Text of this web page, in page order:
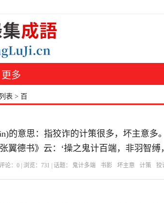
更多
表 > 百
的意思：指狡诈的计策很多，坏主意多
翼德书》云：‘操之鬼计百端，非羽智
论： 0 | 浏览： 731 | 话题： 鬼计多端 书影 坏主意 计策 狡